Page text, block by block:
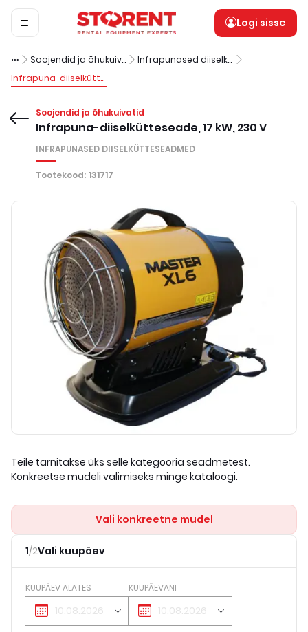
Logi sisse
Soojendid ja õhukuivatid
Infrapunased diiselkütteseadmed
Infrapuna-diiselkütteseade, 17 kW, 230 V
Soojendid ja õhukuivatid
Infrapuna-diiselkütteseade, 17 kW, 230 V
INFRAPUNASED DIISELKÜTTESEADMED
Tootekood: 131717
Teile tarnitakse üks selle kategooria seadmetest.
Konkreetse mudeli valimiseks minge kataloogi.
Vali konkreetne mudel
1/2Vali kuupäev
KUUPÄEV ALATES KUUPÄEVANI